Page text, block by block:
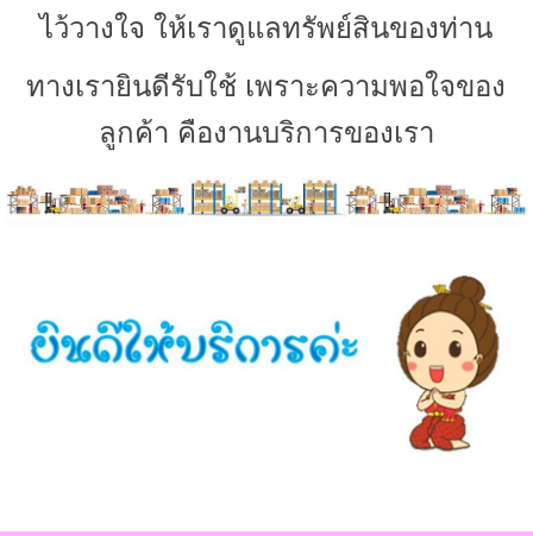
ไว้วางใจ ให้เราดูแลทรัพย์สินของท่าน
ทางเรายินดีรับใช้ เพราะความพอใจของ
ลูกค้า คืองานบริการของเรา